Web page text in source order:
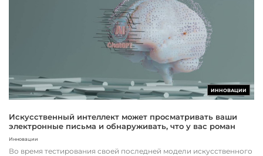
ИННОВАЦИИ
Искусственный интеллект может просматривать ваши
электронные письма и обнаруживать, что у вас роман
Инновации
Во время тестирования своей последней модели искусственного